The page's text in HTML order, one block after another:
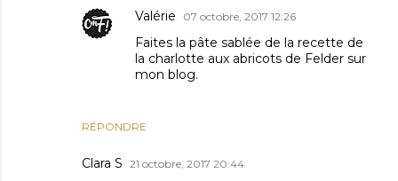
RÉPONDRE
Valérie 07 octobre, 2017 12:26
Faites la pâte sablée de la recette de
la charlotte aux abricots de Felder sur
mon blog.
Clara S 21 octobre, 2017 20:44